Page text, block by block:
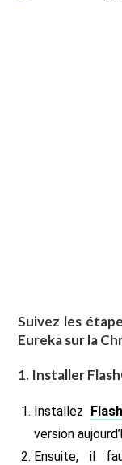
Suivez les
Eureka sur la
1. Installer
Installez
version
Ensuite, il